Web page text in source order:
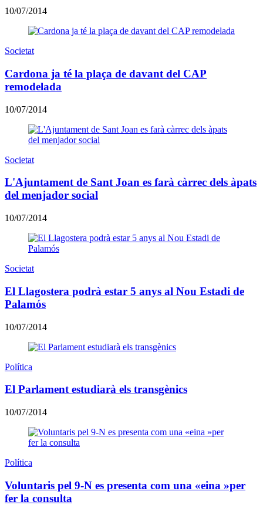
10/07/2014
Societat
Cardona ja té la plaça de davant del CAP
remodelada
10/07/2014
Societat
L'Ajuntament de Sant Joan es farà càrrec dels àpats
del menjador social
10/07/2014
Societat
El Llagostera podrà estar 5 anys al Nou Estadi de
Palamós
10/07/2014
Política
El Parlament estudiarà els transgènics
10/07/2014
Política
Voluntaris pel 9-N es presenta com una «eina »per
fer la consulta